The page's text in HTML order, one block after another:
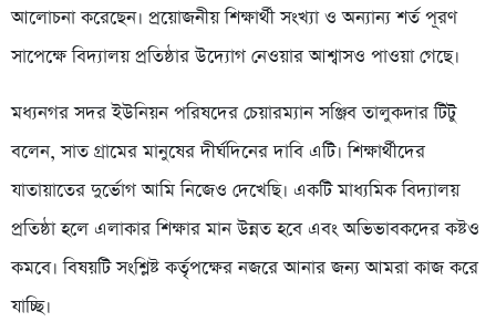
আলোচনা করেছেন। প্রয়োজনীয় শিক্ষার্থী সংখ্যা ও অন্যান্য শর্ত পূরণ
সাপেক্ষে বিদ্যালয় প্রতিষ্ঠার উদ্যোগ নেওয়ার আশ্বাসও পাওয়া গেছে।
মধ্যনগর সদর ইউনিয়ন পরিষদের চেয়ারম্যান সঞ্জিব তালুকদার টিটু
বলেন, সাত গ্রামের মানুষের দীর্ঘদিনের দাবি এটি। শিক্ষার্থীদের
যাতায়াতের দুর্ভোগ আমি নিজেও দেখেছি। একটি মাধ্যমিক বিদ্যালয়
প্রতিষ্ঠা হলে এলাকার শিক্ষার মান উন্নত হবে এবং অভিভাবকদের কষ্টও
কমবে। বিষয়টি সংশ্লিষ্ট কর্তৃপক্ষের নজরে আনার জন্য আমরা কাজ করে
যাচ্ছি।